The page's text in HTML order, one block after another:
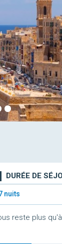
DURÉE DE
nuits
reste plus